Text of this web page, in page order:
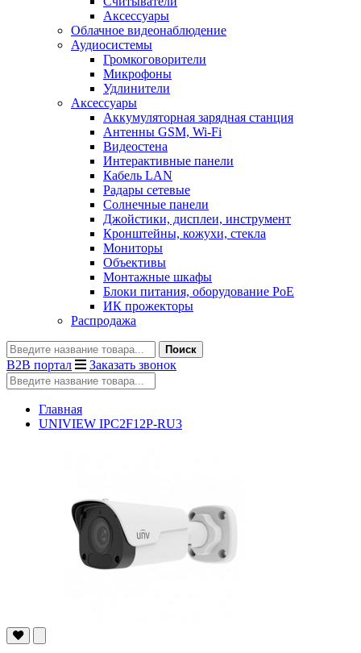
Аксессуары
Облачное видеонаблюдение
Аудиосистемы
Громкоговорители
Микрофоны
Удлинители
Аксессуары
Аккумуляторная зарядная станция
Антенны GSM, Wi-Fi
Видеостена
Интерактивные панели
Кабель LAN
Радары сетевые
Солнечные панели
Джойстики, дисплеи, инструмент
Кронштейны, кожухи, стекла
Мониторы
Объективы
Монтажные шкафы
Блоки питания, оборудование PoE
ИК прожекторы
Распродажа
Поиск
B2B портал Заказать звонок
Главная
UNIVIEW IPC2F12P-RU3